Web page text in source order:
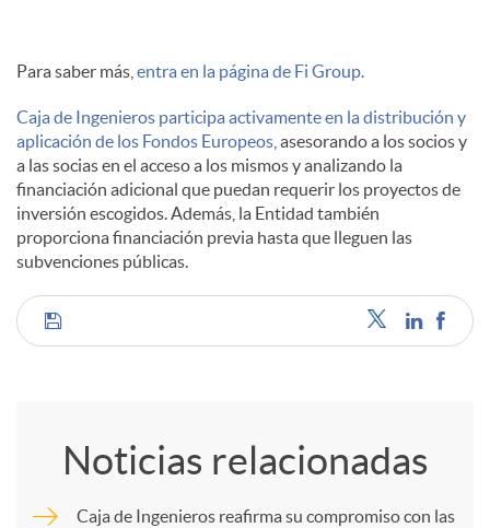
Para saber más, entra en la página de Fi Group.
Caja de Ingenieros participa activamente en la distribución y
aplicación de los Fondos Europeos , asesorando a los socios y
a las socias en el acceso a los mismos y analizando la
financiación adicional que puedan requerir los proyectos de
inversión escogidos. Además, la Entidad también
proporciona financiación previa hasta que lleguen las
subvenciones públicas.
C
m
Noticias relacionadas
Caja de Ingenieros reafirma su compromiso con las